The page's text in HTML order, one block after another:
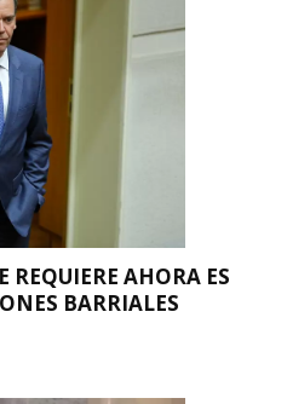
REQUIERE AHORA ES
BARRIALES